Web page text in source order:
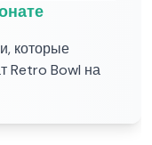
которые
Retro Bowl на